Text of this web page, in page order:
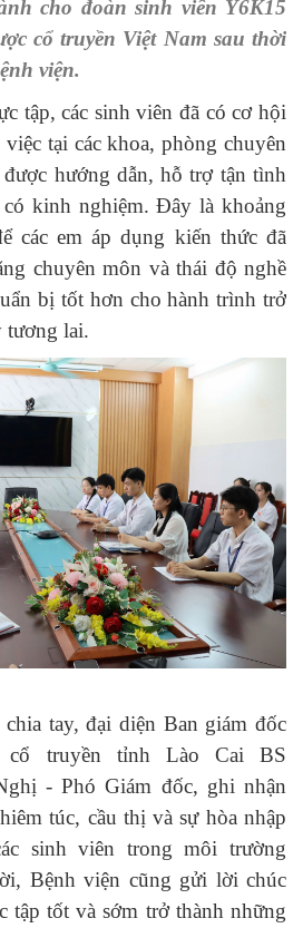
cho đoàn sinh viên Y6K15
cổ truyền Việt Nam sau thời
viện.
tập, các sinh viên đã có cơ hội
tại các khoa, phòng chuyên
hướng dẫn, hỗ trợ tận tình
kinh nghiệm. Đây là khoảng
các em áp dụng kiến thức đã
chuyên môn và thái độ nghề
bị tốt hơn cho hành trình trở
tương lai.
tay, đại diện Ban giám đốc
truyền tỉnh Lào Cai BS
- Phó Giám đốc, ghi nhận
túc, cầu thị và sự hòa nhập
sinh viên trong môi trường
Bệnh viện cũng gửi lời chúc
tập tốt và sớm trở thành những